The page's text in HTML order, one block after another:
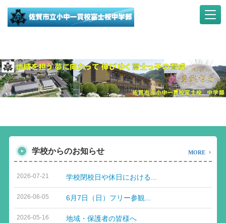
学校からのお知らせ MORE
2026-07-21 学校閉校日や休日における...
2026-06-05 6月7日（日）フリー参観...
2026-05-16 地域・保護者の皆様へ